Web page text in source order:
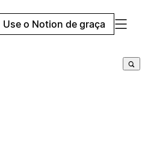
Use o Notion de graça